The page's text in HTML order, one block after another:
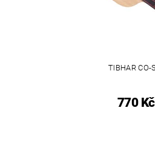
TIBHAR CO-
770 Kč